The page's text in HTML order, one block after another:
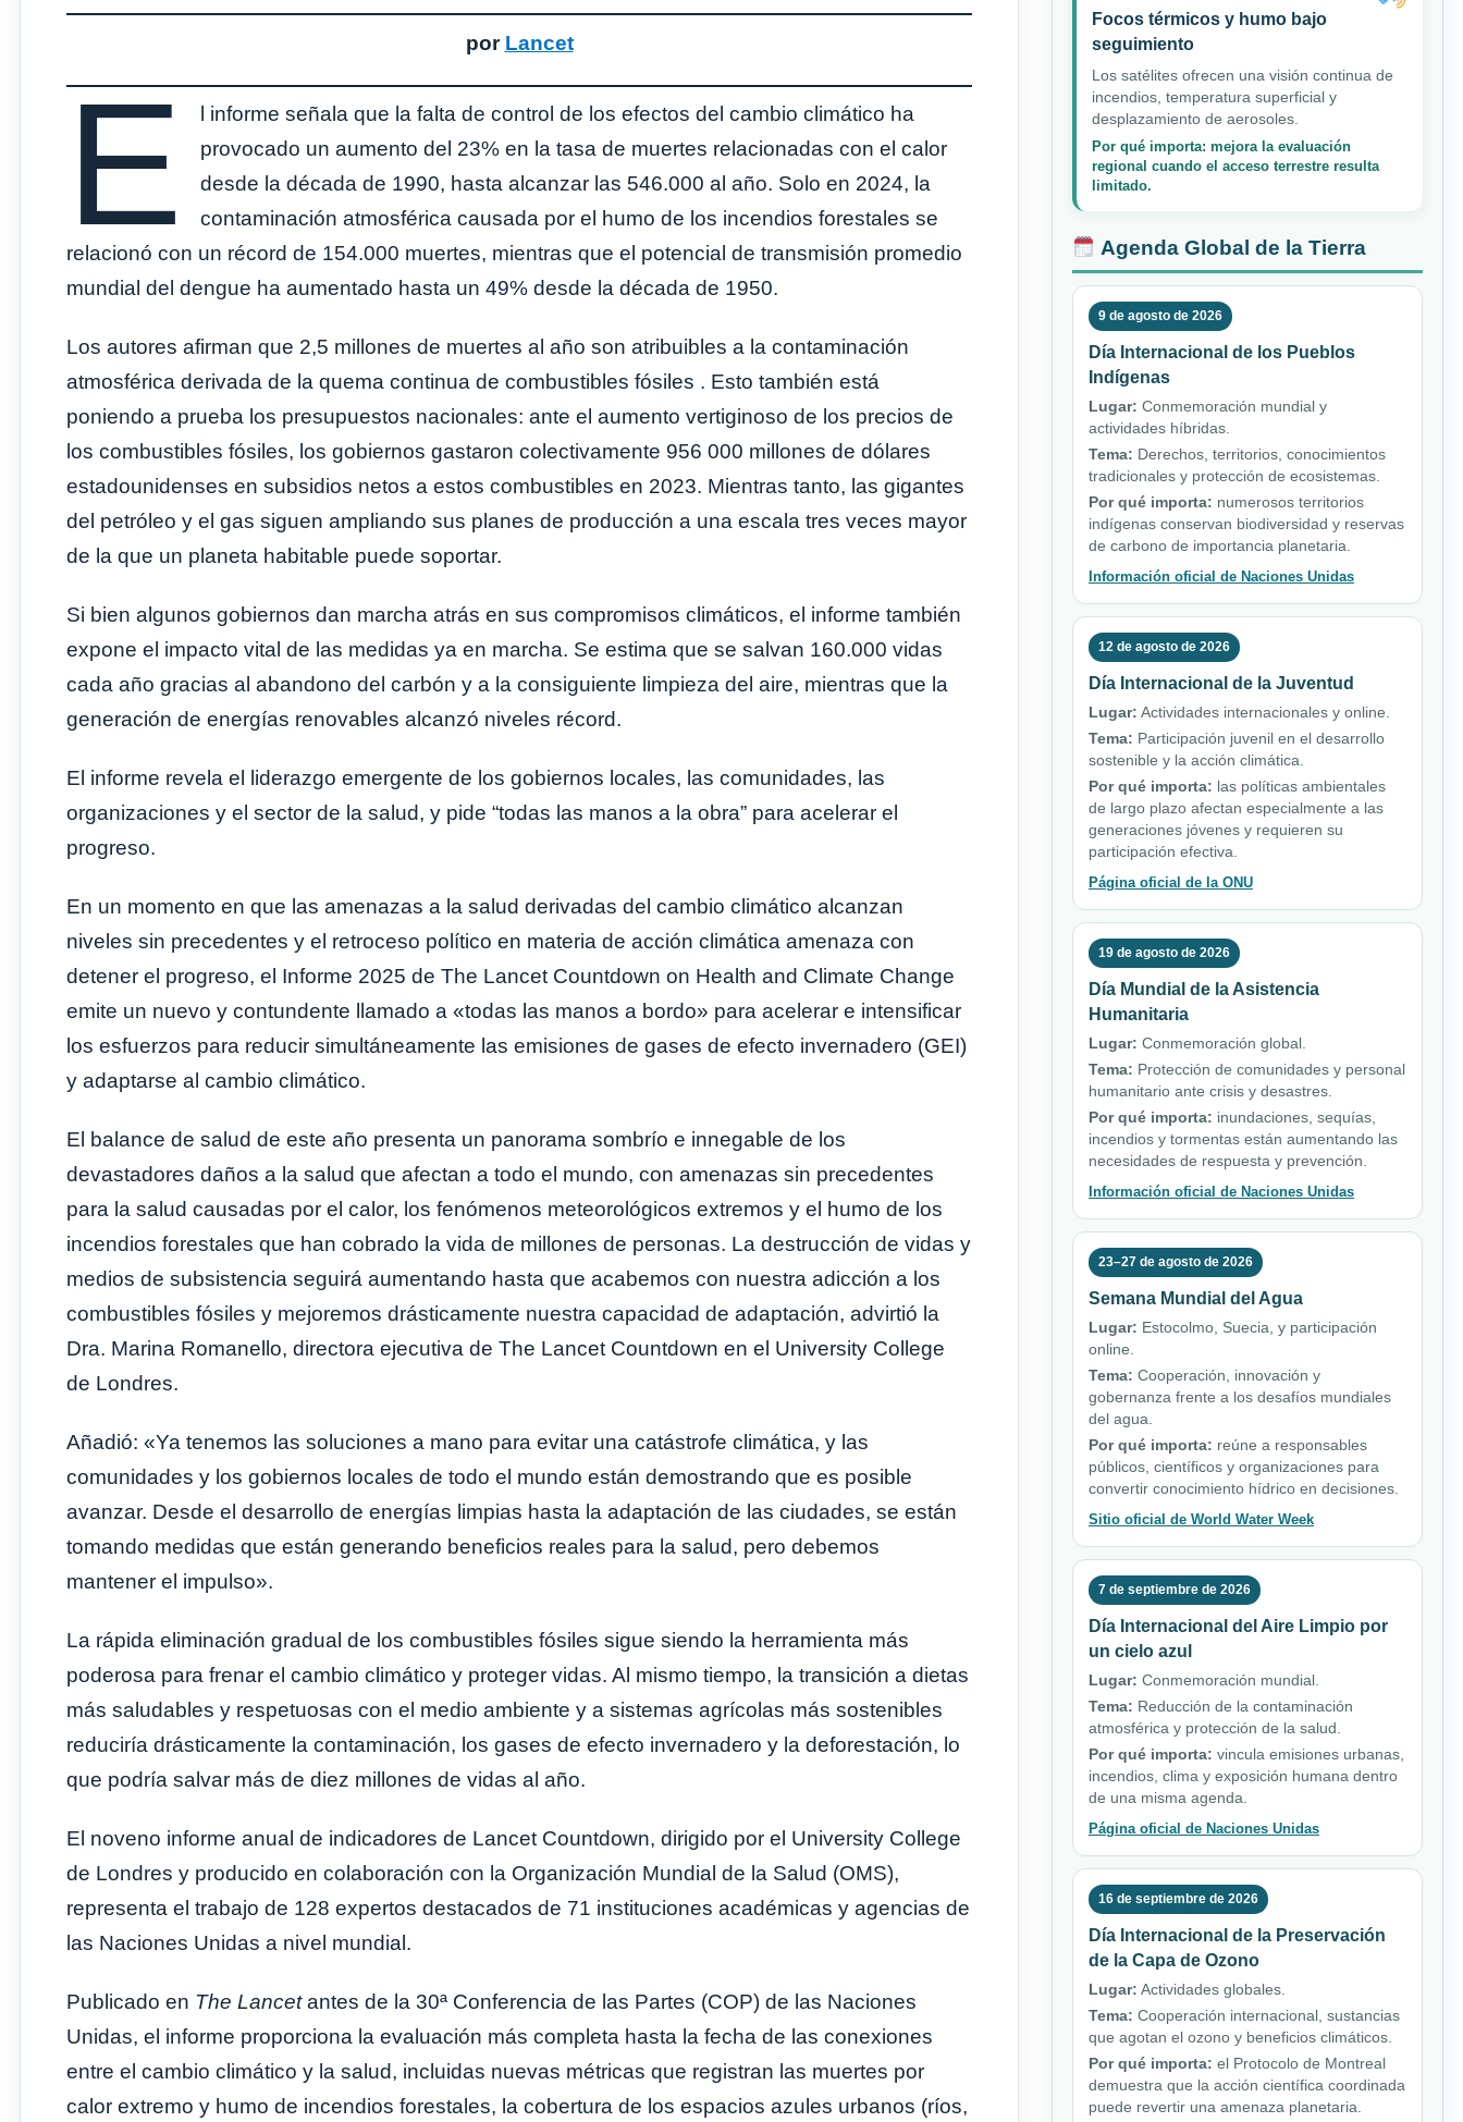
por Lancet
E
l informe señala que la falta de control de los efectos del cambio climático ha
provocado un aumento del 23% en la tasa de muertes relacionadas con el calor
desde la década de 1990, hasta alcanzar las 546.000 al año. Solo en 2024, la
contaminación atmosférica causada por el humo de los incendios forestales se
relacionó con un récord de 154.000 muertes, mientras que el potencial de transmisión promedio
mundial del dengue ha aumentado hasta un 49% desde la década de 1950.
Los autores afirman que 2,5 millones de muertes al año son atribuibles a la contaminación
atmosférica derivada de la quema continua de combustibles fósiles . Esto también está
poniendo a prueba los presupuestos nacionales: ante el aumento vertiginoso de los precios de
los combustibles fósiles, los gobiernos gastaron colectivamente 956 000 millones de dólares
estadounidenses en subsidios netos a estos combustibles en 2023. Mientras tanto, las gigantes
del petróleo y el gas siguen ampliando sus planes de producción a una escala tres veces mayor
de la que un planeta habitable puede soportar.
Si bien algunos gobiernos dan marcha atrás en sus compromisos climáticos, el informe también
expone el impacto vital de las medidas ya en marcha. Se estima que se salvan 160.000 vidas
cada año gracias al abandono del carbón y a la consiguiente limpieza del aire, mientras que la
generación de energías renovables alcanzó niveles récord.
El informe revela el liderazgo emergente de los gobiernos locales, las comunidades, las
organizaciones y el sector de la salud, y pide “todas las manos a la obra” para acelerar el
progreso.
En un momento en que las amenazas a la salud derivadas del cambio climático alcanzan
niveles sin precedentes y el retroceso político en materia de acción climática amenaza con
detener el progreso, el Informe 2025 de The Lancet Countdown on Health and Climate Change
emite un nuevo y contundente llamado a «todas las manos a bordo» para acelerar e intensificar
los esfuerzos para reducir simultáneamente las emisiones de gases de efecto invernadero (GEI)
y adaptarse al cambio climático.
El balance de salud de este año presenta un panorama sombrío e innegable de los
devastadores daños a la salud que afectan a todo el mundo, con amenazas sin precedentes
para la salud causadas por el calor, los fenómenos meteorológicos extremos y el humo de los
incendios forestales que han cobrado la vida de millones de personas. La destrucción de vidas y
medios de subsistencia seguirá aumentando hasta que acabemos con nuestra adicción a los
combustibles fósiles y mejoremos drásticamente nuestra capacidad de adaptación, advirtió la
Dra. Marina Romanello, directora ejecutiva de The Lancet Countdown en el University College
de Londres.
Añadió: «Ya tenemos las soluciones a mano para evitar una catástrofe climática, y las
comunidades y los gobiernos locales de todo el mundo están demostrando que es posible
avanzar. Desde el desarrollo de energías limpias hasta la adaptación de las ciudades, se están
tomando medidas que están generando beneficios reales para la salud, pero debemos
mantener el impulso».
La rápida eliminación gradual de los combustibles fósiles sigue siendo la herramienta más
poderosa para frenar el cambio climático y proteger vidas. Al mismo tiempo, la transición a dietas
más saludables y respetuosas con el medio ambiente y a sistemas agrícolas más sostenibles
reduciría drásticamente la contaminación, los gases de efecto invernadero y la deforestación, lo
que podría salvar más de diez millones de vidas al año.
El noveno informe anual de indicadores de Lancet Countdown, dirigido por el University College
de Londres y producido en colaboración con la Organización Mundial de la Salud (OMS),
representa el trabajo de 128 expertos destacados de 71 instituciones académicas y agencias de
las Naciones Unidas a nivel mundial.
Publicado en The Lancetantes de la 30ª Conferencia de las Partes (COP) de las Naciones
Unidas, el informe proporciona la evaluación más completa hasta la fecha de las conexiones
entre el cambio climático y la salud, incluidas nuevas métricas que registran las muertes por
calor extremo y humo de incendios forestales, la cobertura de los espacios azules urbanos (ríos,
Focos térmicos y humo bajo
seguimiento
Los satélites ofrecen una visión continua de
incendios, temperatura superficial y
desplazamiento de aerosoles.
Por qué importa: mejora la evaluación
regional cuando el acceso terrestre resulta
limitado.
Agenda Global de la Tierra
9 de agosto de 2026
Día Internacional de los Pueblos
Indígenas
Lugar: Conmemoración mundial y
actividades híbridas.
Tema: Derechos, territorios, conocimientos
tradicionales y protección de ecosistemas.
Por qué importa: numerosos territorios
indígenas conservan biodiversidad y reservas
de carbono de importancia planetaria.
Información oficial de Naciones Unidas
12 de agosto de 2026
Día Internacional de la Juventud
Lugar: Actividades internacionales y online.
Tema: Participación juvenil en el desarrollo
sostenible y la acción climática.
Por qué importa: las políticas ambientales
de largo plazo afectan especialmente a las
generaciones jóvenes y requieren su
participación efectiva.
Página oficial de la ONU
19 de agosto de 2026
Día Mundial de la Asistencia
Humanitaria
Lugar: Conmemoración global.
Tema: Protección de comunidades y personal
humanitario ante crisis y desastres.
Por qué importa: inundaciones, sequías,
incendios y tormentas están aumentando las
necesidades de respuesta y prevención.
Información oficial de Naciones Unidas
23–27 de agosto de 2026
Semana Mundial del Agua
Lugar: Estocolmo, Suecia, y participación
online.
Tema: Cooperación, innovación y
gobernanza frente a los desafíos mundiales
del agua.
Por qué importa: reúne a responsables
públicos, científicos y organizaciones para
convertir conocimiento hídrico en decisiones.
Sitio oficial de World Water Week
7 de septiembre de 2026
Día Internacional del Aire Limpio por
un cielo azul
Lugar: Conmemoración mundial.
Tema: Reducción de la contaminación
atmosférica y protección de la salud.
Por qué importa: vincula emisiones urbanas,
incendios, clima y exposición humana dentro
de una misma agenda.
Página oficial de Naciones Unidas
16 de septiembre de 2026
Día Internacional de la Preservación
de la Capa de Ozono
Lugar: Actividades globales.
Tema: Cooperación internacional, sustancias
que agotan el ozono y beneficios climáticos.
Por qué importa: el Protocolo de Montreal
demuestra que la acción científica coordinada
puede revertir una amenaza planetaria.